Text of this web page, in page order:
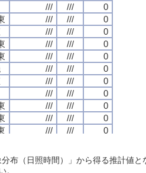
/// ///
0
/// ///
0
/// ///
0
/// ///
0
/// ///
0
/// ///
0
/// ///
0
/// ///
0
/// ///
0
/// ///
0
/// ///
0
///
0
/// /// 0
/// ///
0
/// ///
0
/// ///
0
/// ///
0
/// ///
0
/// ///
0
/// ///
0
/// ///
0
/// ///
0
/// ///
0
/// ///
0
///
0
/// /// 0
/// ///
0
/// ///
0
/// ///
0
/// ///
0
/// ///
0
/// ///
0
/// ///
0
/// ///
0
/// ///
0
/// ///
0
/// ///
0
///
0
/// /// 0
/// ///
0
/// ///
0
/// ///
0
/// ///
0
/// ///
0
/// ///
0
/// ///
0
/// ///
0
/// ///
0
/// ///
0
/// ///
0
///
0
/// /// 0
布（日照時間）」から得る推計値
。